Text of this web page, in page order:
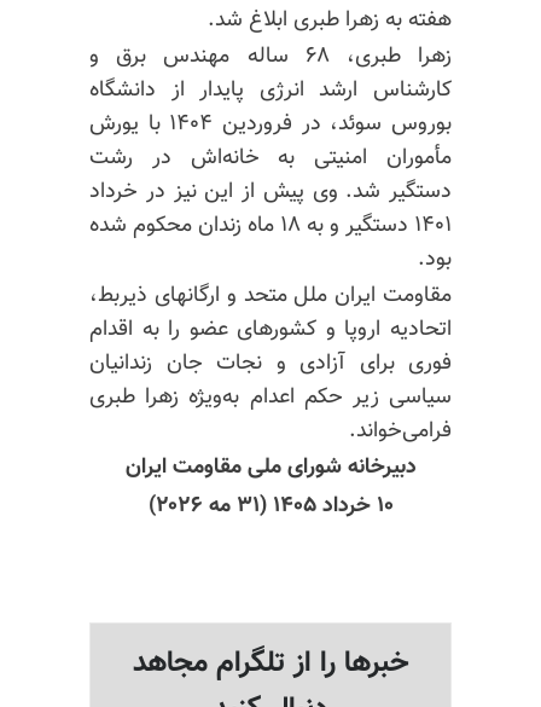
هفته به زهرا طبری ابلاغ شد.
زهرا طبری، ۶۸ ساله مهندس برق و
کارشناس ارشد انرژی پایدار از دانشگاه
بوروس سوئد، در فروردین ۱۴۰۴ با یورش
مأموران امنیتی به خانه‌اش در رشت
دستگیر شد. وی پیش از این نیز در خرداد
۱۴۰۱ دستگیر و به ۱۸ ماه زندان محکوم شده
بود.
مقاومت ایران ملل متحد و ارگانهای ذیربط،
اتحادیه اروپا و کشورهای عضو را به اقدام
فوری برای آزادی و نجات جان زندانیان
سیاسی زیر حکم اعدام به‌ویژه زهرا طبری
فرا‌می‌خواند.
دبیرخانه شورای ملی مقاومت ایران
۱۰ خرداد ۱۴۰۵ (۳۱ مه ۲۰۲۶)
خبرها را از تلگرام مجاهد